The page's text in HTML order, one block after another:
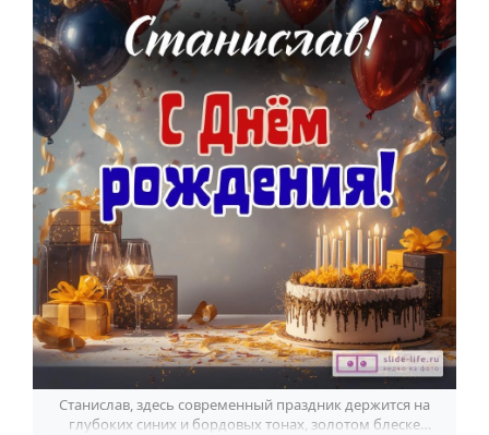
Станислав, здесь современный праздник держится на
глубоких синих и бордовых тонах, золотом блеске